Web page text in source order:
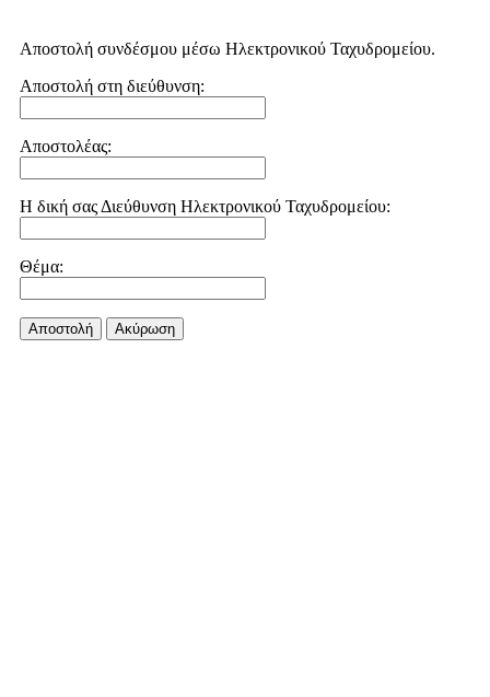
Αποστολή συνδέσμου μέσω Ηλεκτρονικού Ταχυδρομείου.
Αποστολή στη διεύθυνση:
Αποστολέας:
Η δική σας Διεύθυνση Ηλεκτρονικού Ταχυδρομείου:
Θέμα:
Αποστολή Aκύρωση